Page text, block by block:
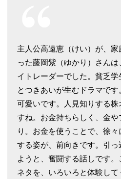
主人公高遠恵（けい）が、
った藤岡紫（ゆかり）さん
イトレーダーでした。貧乏
とつきあいが生むドラマで
可愛いです。人見知りする
すね。お金持ちらしく、金
り。お金を使うことで、徐
する姿が、前向きです。引っ
ようと、奮闘する話しです
ネタを、いろいろと体験して